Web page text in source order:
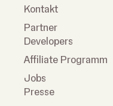
Kontakt
Partner
Developers
Affiliate Programm
Jobs
Presse